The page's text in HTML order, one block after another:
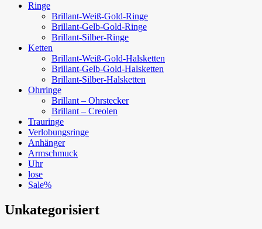
Ringe
Brillant-Weiß-Gold-Ringe
Brillant-Gelb-Gold-Ringe
Brillant-Silber-Ringe
Ketten
Brillant-Weiß-Gold-Halsketten
Brillant-Gelb-Gold-Halsketten
Brillant-Silber-Halsketten
Ohrringe
Brillant – Ohrstecker
Brillant – Creolen
Trauringe
Verlobungsringe
Anhänger
Armschmuck
Uhr
lose
Sale%
Unkategorisiert